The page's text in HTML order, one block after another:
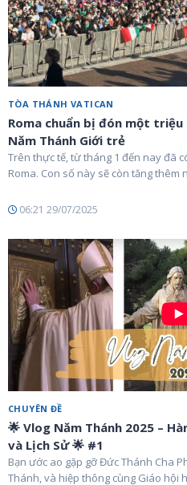
TÒA THÁNH VATICAN
Roma chuẩn bị đón một
Năm Thánh Giới trẻ
Trên thực tế, từ tháng 1 đến nay đã
Roma. Con số này sẽ còn tăng
06:21 29/07/2025
CHUYÊN ĐỀ
🌟 Vlog Năm Thánh 2025 –
và Lịch Sử 🌟 #1
Bạn ước ao gặp gỡ Đức Thánh Cha
Thánh, và hiệp thông cùng Giáo hội